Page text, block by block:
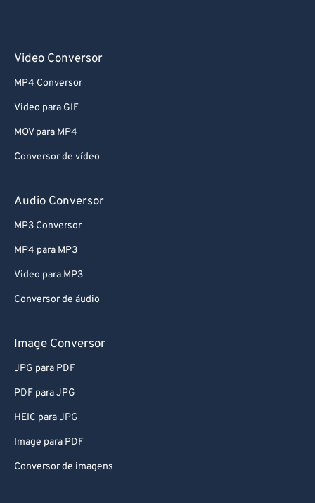
Video Conversor
MP4 Conversor
Video para GIF
MOV para MP4
Conversor de vídeo
Audio Conversor
MP3 Conversor
MP4 para MP3
Video para MP3
Conversor de áudio
Image Conversor
JPG para PDF
PDF para JPG
HEIC para JPG
Image para PDF
Conversor de imagens